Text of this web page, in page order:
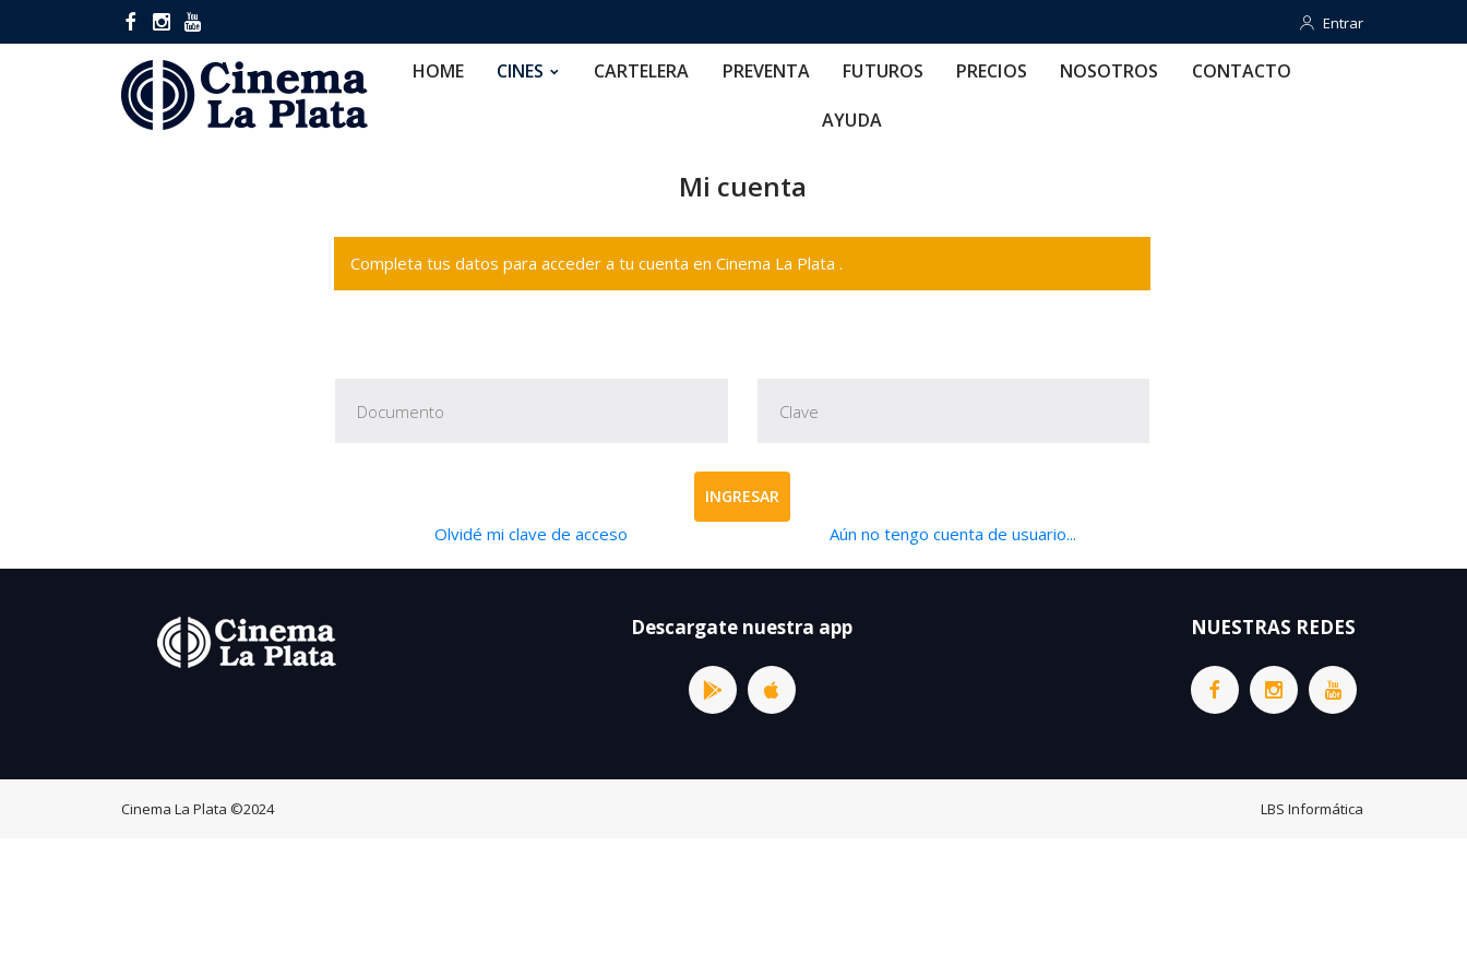
Entrar
Entrar
HOME CINES CARTELERA PREVENTA FUTUROS PRECIOS NOSOTROS CONTACTO
AYUDA
Mi cuenta
Completa tus datos para acceder a tu cuenta en Cinema La Plata .
INGRESAR
Olvidé mi clave de acceso Aún no tengo cuenta de usuario...
Descargate nuestra app NUESTRAS REDES
Cinema La Plata ©2024 LBS Informática